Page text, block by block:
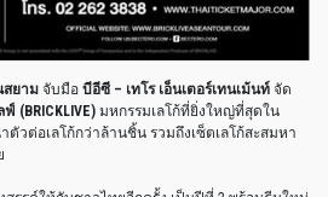
สยาม จับมือ บีอีซี – เทโร เอ็นเตอร์เทนเม้นท์ จัด
(BRICKLIVE) มหกรรมเลโก้ที่ยิ่งใหญ่ที่สุดใน
ตัวต่อเลโก้กว่าล้านชิ้น รวมถึงเซ็ตเลโก้สะสมหา